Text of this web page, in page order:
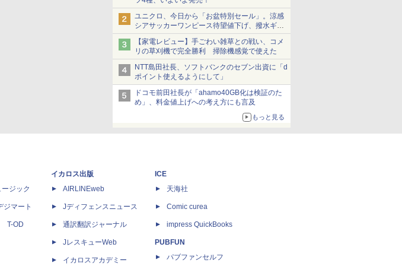
ユニクロ、今日から「お盆特別セール」。涼感
シアサッカーワンピース待望値下げ、撥水ギア
ショーツは1990円に
【家電レビュー】手ごわい雑草との戦い、コメ
リの草刈機で完全勝利 掃除機感覚で使えた
NTT島田社長、ソフトバンクのセブン出資に「d
ポイント使えるようにして」
ドコモ前田社長が「ahamo40GB化は検証のた
め」、料金値上げへの考え方にも言及
もっと見る
ジック
ジマート
T-OD
イカロス出版
AIRLINEweb
Jディフェンスニュース
通訳翻訳ジャーナル
JレスキューWeb
イカロスアカデミー
ICE
天海社
Comic curea
impress QuickBooks
PUBFUN
パブファンセルフ